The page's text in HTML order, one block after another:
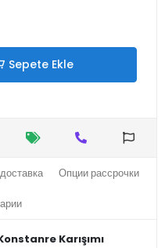
Sepete Ekle
Опции рассрочки
Karışımı